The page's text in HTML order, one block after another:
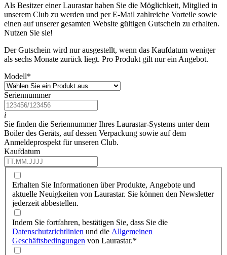
Als Besitzer einer Laurastar haben Sie die Möglichkeit, Mitglied in
unserem Club zu werden und per E-Mail zahlreiche Vorteile sowie
einen auf unserer gesamten Website gültigen Gutschein zu erhalten.
Nutzen Sie sie!
Der Gutschein wird nur ausgestellt, wenn das Kaufdatum weniger
als sechs Monate zurück liegt. Pro Produkt gilt nur ein Angebot.
Modell*
Seriennummer
i
Sie finden die Seriennummer Ihres Laurastar-Systems unter dem
Boiler des Geräts, auf dessen Verpackung sowie auf dem
Anmeldeprospekt für unseren Club.
Kaufdatum
Erhalten Sie Informationen über Produkte, Angebote und
aktuelle Neuigkeiten von Laurastar. Sie können den Newsletter
jederzeit abbestellen.
Indem Sie fortfahren, bestätigen Sie, dass Sie die
Datenschutzrichtlinien und die Allgemeinen
Geschäftsbedingungen von Laurastar.*